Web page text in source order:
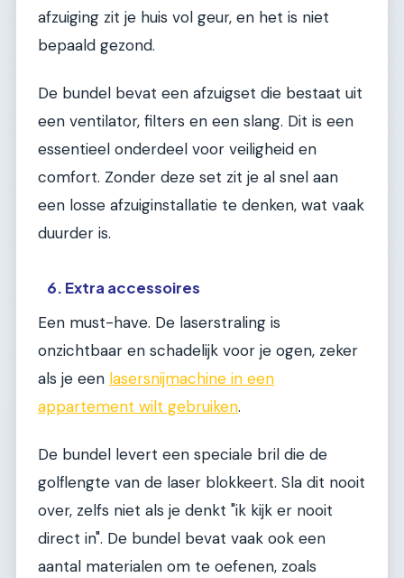
afzuiging zit je huis vol geur, en het is niet
bepaald gezond.
De bundel bevat een afzuigset die bestaat uit
een ventilator, filters en een slang. Dit is een
essentieel onderdeel voor veiligheid en
comfort. Zonder deze set zit je al snel aan
een losse afzuiginstallatie te denken, wat vaak
duurder is.
6. Extra accessoires
Een must-have. De laserstraling is
onzichtbaar en schadelijk voor je ogen, zeker
als je een lasersnijmachine in een
appartement wilt gebruiken.
De bundel levert een speciale bril die de
golflengte van de laser blokkeert. Sla dit nooit
over, zelfs niet als je denkt "ik kijk er nooit
direct in". De bundel bevat vaak ook een
aantal materialen om te oefenen, zoals